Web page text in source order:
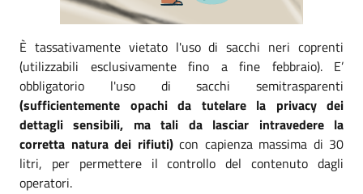
È tassativamente vietato l'uso di sacchi neri coprenti
(utilizzabili esclusivamente fino a fine febbraio). E’
obbligatorio l'uso di sacchi semitrasparenti
(sufficientemente opachi da tutelare la privacy dei
dettagli sensibili, ma tali da lasciar intravedere la
corretta natura dei rifiuti)con capienza massima di 30
litri, per permettere il controllo del contenuto dagli
operatori.